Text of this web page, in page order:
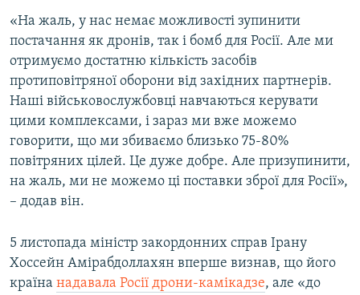
«На жаль, у нас немає можливості зупинити
постачання як дронів, так і бомб для Росії. Але ми
отримуємо достатню кількість засобів
протиповітряної оборони від західних партнерів.
Наші військовослужбовці навчаються керувати
цими комплексами, і зараз ми вже можемо
говорити, що ми збиваємо близько 75-80%
повітряних цілей. Це дуже добре. Але призупинити,
на жаль, ми не можемо ці поставки зброї для Росії»,
– додав він.
5 листопада міністр закордонних справ Ірану
Хоссейн Амірабдоллахян вперше визнав, що його
країна надавала Росії дрони-камікадзе, але «до